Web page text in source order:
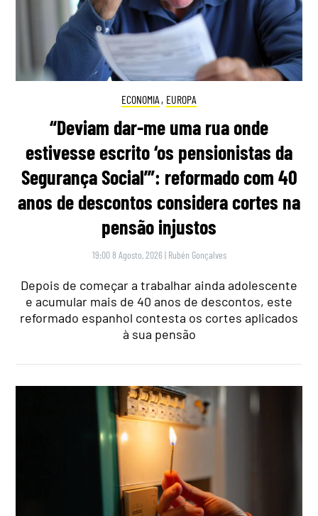
ECONOMIA , EUROPA
“Deviam dar-me uma rua onde
estivesse escrito ‘os pensionistas da
Segurança Social’”: reformado com 40
anos de descontos considera cortes na
pensão injustos
19:00 8 Agosto, 2026 | Rubén Gonçalves
Depois de começar a trabalhar ainda adolescente
e acumular mais de 40 anos de descontos, este
reformado espanhol contesta os cortes aplicados
à sua pensão